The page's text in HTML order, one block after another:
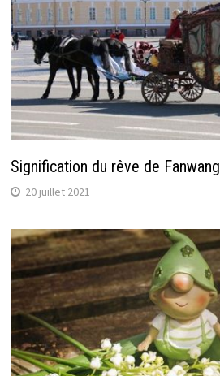
Signification du rêve de Fanwang
20 juillet 2021